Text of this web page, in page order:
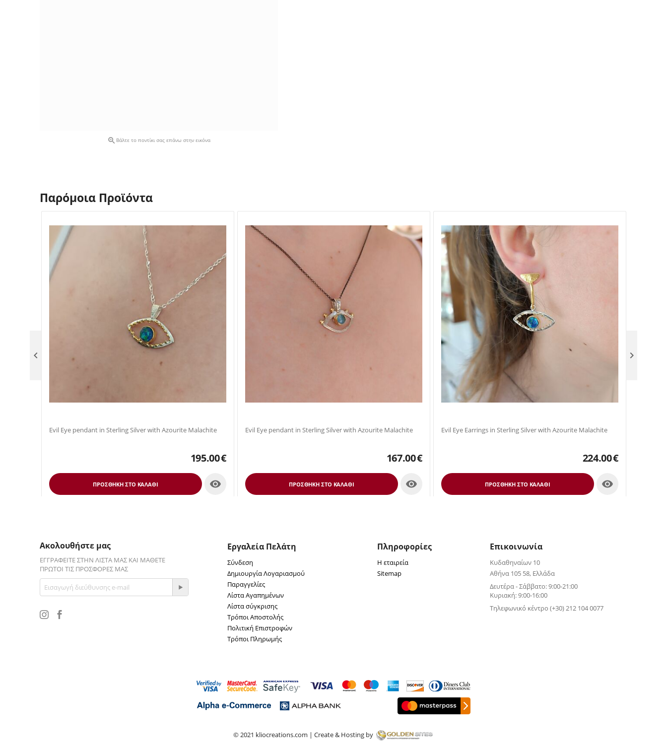
 Βάλτε το ποντίκι σας επάνω στην εικόνα
Παρόμοια Προϊόντα
Evil Eye pendant in Sterling Silver with Azourite Malachite
195.00€
ΠΡΟΣΘΉΚΗ ΣΤΟ ΚΑΛΆΘΙ 
Evil Eye pendant in Sterling Silver with Azourite Malachite
167.00€
ΠΡΟΣΘΉΚΗ ΣΤΟ ΚΑΛΆΘΙ 
Evil Eye Earrings in Sterling Silver with Azourite Malachite
224.00€
ΠΡΟΣΘΉΚΗ ΣΤΟ ΚΑΛΆΘΙ 
 
Ακολουθήστε μας
ΕΓΓΡΑΦΕΊΤΕ ΣΤΗΝ ΛΊΣΤΑ ΜΑΣ ΚΑΙ ΜΆΘΕΤΕ
ΠΡΏΤΟΙ ΤΙΣ ΠΡΟΣΦΟΡΈΣ ΜΑΣ
Εργαλεία Πελάτη
Σύνδεση
Δημιουργία Λογαριασμού
Παραγγελίες
Λίστα Αγαπημένων
Λίστα σύγκρισης
Τρόποι Αποστολής
Πολιτική Επιστροφών
Τρόποι Πληρωμής
Πληροφορίες
Η εταιρεία
Sitemap
Επικοινωνία
Κυδαθηναίων 10
Αθήνα 105 58, Ελλάδα
Δευτέρα - Σάββατο: 9:00-21:00
Κυριακή: 9:00-16:00
Τηλεφωνικό κέντρο (+30) 212 104 0077
© 2021 kliocreations.com | Create & Hosting by